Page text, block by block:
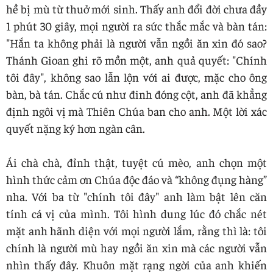
hề bị mù từ thuở mới sinh. Thấy anh đổi đời chưa đầy
1 phút 30 giây, mọi người ra sức thắc mắc và bàn tán:
"Hắn ta không phải là người vẫn ngồi ăn xin đó sao?
Thánh Gioan ghi rõ mồn một, anh quả quyết: "Chính
tôi đây", không sao lẫn lộn với ai được, mặc cho ông
bàn, bà tán. Chắc cú như đinh đóng cột, anh đã khẳng
định ngôi vị mà Thiên Chúa ban cho anh. Một lời xác
quyết nặng ký hơn ngàn cân.
Ái chà chà, đỉnh thật, tuyệt cú mèo, anh chọn một
hình thức cảm ơn Chúa độc đáo và “không đụng hàng”
nha. Với ba từ "chính tôi đây" anh làm bật lên căn
tính cá vị của mình. Tôi hình dung lúc đó chắc nét
mặt anh hãnh diện với mọi người lắm, rằng thì là: tôi
chính là người mù hay ngồi ăn xin mà các người vẫn
nhìn thấy đây. Khuôn mặt rạng ngời của anh khiến